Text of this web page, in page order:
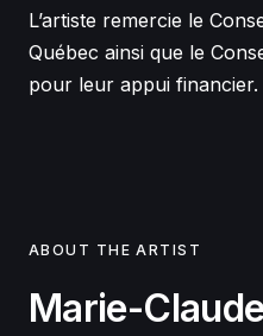
L’artiste remercie le
Québec ainsi que le
pour leur appui financier.
ABOUT THE ARTIST
Marie-